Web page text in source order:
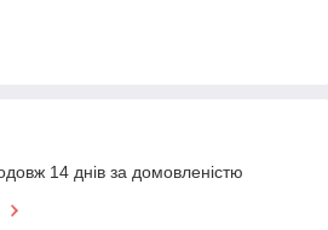
14 днів за домовленістю